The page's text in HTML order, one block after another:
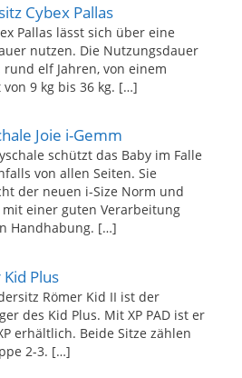
Cybex Pallas
Pallas lässt sich über eine
nutzen. Die Nutzungsdauer
rund elf Jahren, von einem
von 9 kg bis 36 kg. […]
Joie i-Gemm
schützt das Baby im Falle
von allen Seiten. Sie
der neuen i-Size Norm und
einer guten Verarbeitung
Handhabung. […]
Plus
Römer Kid II ist der
des Kid Plus. Mit XP PAD ist er
erhältlich. Beide Sitze zählen
2-3. […]